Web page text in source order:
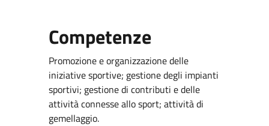
Competenze
Promozione e organizzazione delle
iniziative sportive; gestione degli impianti
sportivi; gestione di contributi e delle
attività connesse allo sport; attività di
gemellaggio.